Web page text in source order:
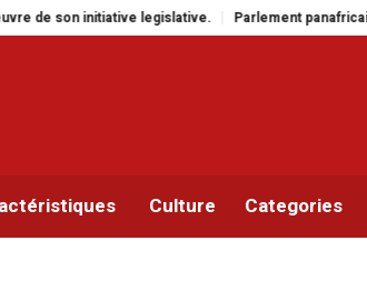
Parlement panafricain : à Johannesburg,
Culture Categories